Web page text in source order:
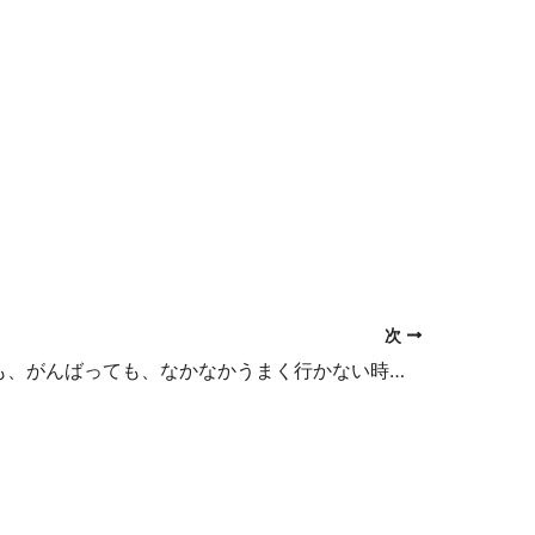
次
がんばっても、がんばっても、なかなかうまく行かない時は？（その２）